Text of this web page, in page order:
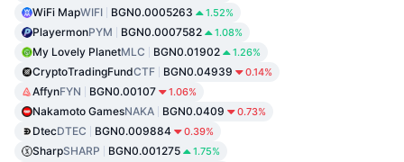
WiFi MapWIFI BGN0.0005263 1.52%
PlayermonPYM BGN0.0007582 1.08%
My Lovely PlanetMLC BGN0.01902 1.26%
CryptoTradingFundCTF BGN0.04939 0.14%
AffynFYN BGN0.00107 1.06%
Nakamoto GamesNAKA BGN0.0409 0.73%
DtecDTEC BGN0.009884 0.39%
SharpSHARP BGN0.001275 1.75%